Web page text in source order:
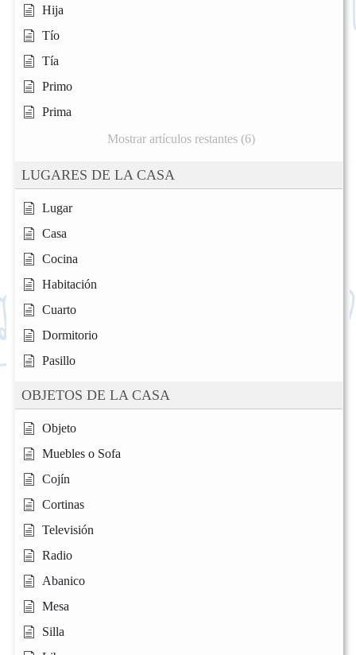
Hija
Tío
Tía
Primo
Prima
Mostrar artículos restantes (6)
LUGARES DE LA CASA
Lugar
Casa
Cocina
Habitación
Cuarto
Dormitorio
Pasillo
OBJETOS DE LA CASA
Objeto
Muebles o Sofa
Cojín
Cortinas
Televisión
Radio
Abanico
Mesa
Silla